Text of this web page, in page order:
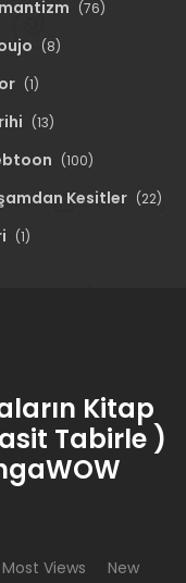
(76)
(8)
(1)
(13)
(100)
Kesitler (22)
(1)
Kitap
Tabirle )
Most Views New